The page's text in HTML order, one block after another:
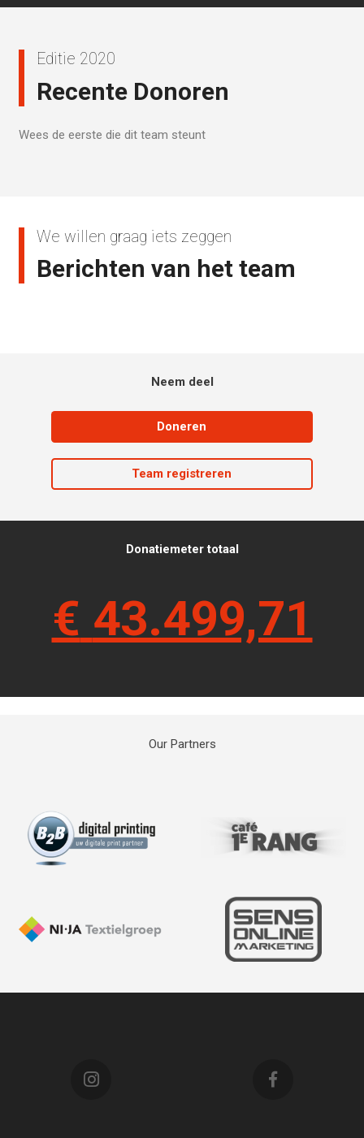
Editie 2020
Recente Donoren
Wees de eerste die dit team steunt
We willen graag iets zeggen
Berichten van het team
Neem deel
Doneren
Team registreren
Donatiemeter totaal
€ 43.499,71
Our Partners